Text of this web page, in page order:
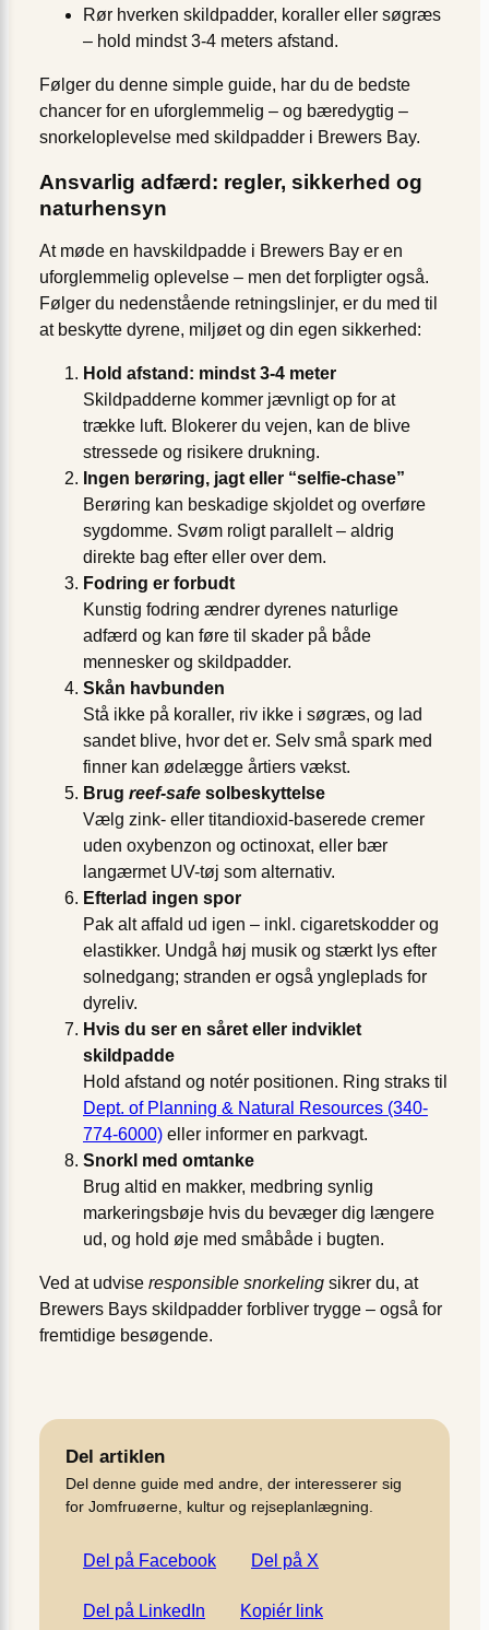
Rør hverken skildpadder, koraller eller søgræs
– hold mindst 3-4 meters afstand.
Følger du denne simple guide, har du de bedste
chancer for en uforglemmelig – og bæredygtig –
snorkeloplevelse med skildpadder i Brewers Bay.
Ansvarlig adfærd: regler, sikkerhed og
naturhensyn
At møde en havskildpadde i Brewers Bay er en
uforglemmelig oplevelse – men det forpligter også.
Følger du nedenstående retningslinjer, er du med til
at beskytte dyrene, miljøet og din egen sikkerhed:
Hold afstand: mindst 3-4 meter
Skildpadderne kommer jævnligt op for at
trække luft. Blokerer du vejen, kan de blive
stressede og risikere drukning.
Ingen berøring, jagt eller “selfie-chase”
Berøring kan beskadige skjoldet og overføre
sygdomme. Svøm roligt parallelt – aldrig
direkte bag efter eller over dem.
Fodring er forbudt
Kunstig fodring ændrer dyrenes naturlige
adfærd og kan føre til skader på både
mennesker og skildpadder.
Skån havbunden
Stå ikke på koraller, riv ikke i søgræs, og lad
sandet blive, hvor det er. Selv små spark med
finner kan ødelægge årtiers vækst.
Brug reef-safe solbeskyttelse
Vælg zink- eller titandioxid-baserede cremer
uden oxybenzon og octinoxat, eller bær
langærmet UV-tøj som alternativ.
Efterlad ingen spor
Pak alt affald ud igen – inkl. cigaretskodder og
elastikker. Undgå høj musik og stærkt lys efter
solnedgang; stranden er også yngleplads for
dyreliv.
Hvis du ser en såret eller indviklet
skildpadde
Hold afstand og notér positionen. Ring straks til
Dept. of Planning & Natural Resources (340-
774-6000) eller informer en parkvagt.
Snorkl med omtanke
Brug altid en makker, medbring synlig
markeringsbøje hvis du bevæger dig længere
ud, og hold øje med småbåde i bugten.
Ved at udvise responsible snorkeling sikrer du, at
Brewers Bays skildpadder forbliver trygge – også for
fremtidige besøgende.
Del artiklen
Del denne guide med andre, der interesserer sig
for Jomfruøerne, kultur og rejseplanlægning.
Del på Facebook Del på X
Del på LinkedIn Kopiér link